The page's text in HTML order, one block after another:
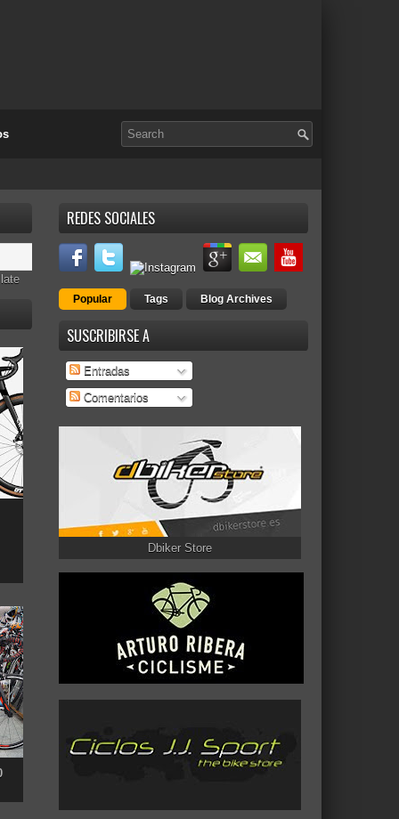
REDES SOCIALES
Popular Tags Blog Archives
SUSCRIBIRSE A
Entradas
Comentarios
Dbiker Store